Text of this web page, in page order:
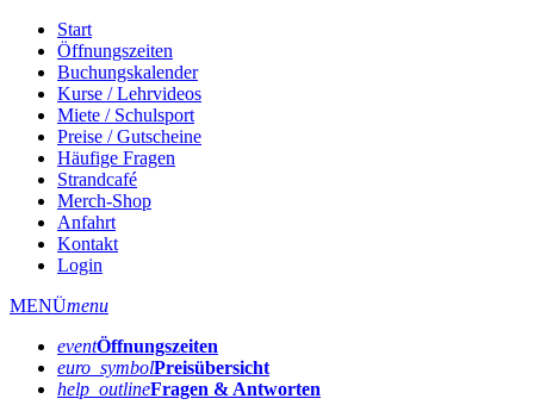
Start
Öffnungszeiten
Buchungskalender
Kurse / Lehrvideos
Miete / Schulsport
Preise / Gutscheine
Häufige Fragen
Strandcafé
Merch-Shop
Anfahrt
Kontakt
Login
MENÜmenu
eventÖffnungs­zeiten
euro_symbolPreis­übersicht
help_outlineFragen & Antworten